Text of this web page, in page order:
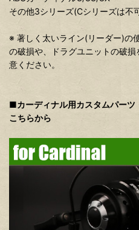
その他3シリーズ(Cシリーズは不
※ 著しく太いライン(リーダー)の
の破損や、ドラグユニットの破
意ください。
■カーディナル用カスタムパーツ
こちらから